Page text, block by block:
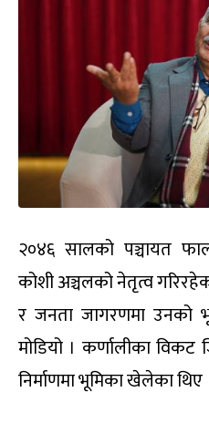
२०४६ सालको पञ्चायत
कोशी अञ्चलको नेतृत्व
र जनता जागरणमा उनको
मोडियो । कर्णालीका विकट
निर्माणमा भूमिका खेलेका थिए